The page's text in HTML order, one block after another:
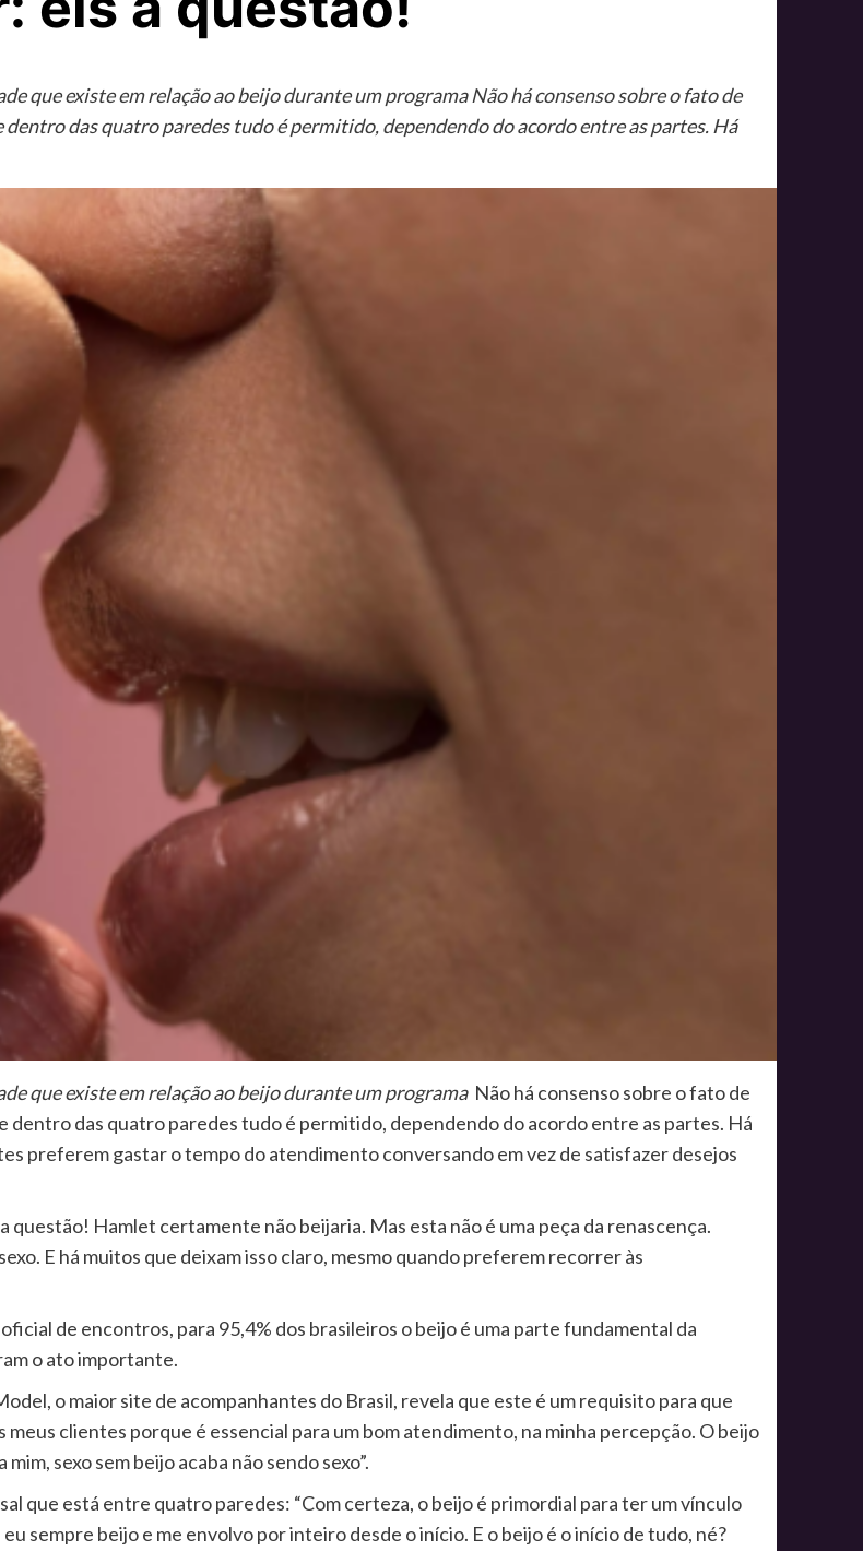
que existe em relação ao beijo durante um programa Não há consenso sobre o fato de
das quatro paredes tudo é permitido, dependendo do acordo entre as partes. Há
que existe em relação ao beijo durante um programa Não há consenso sobre o fato de
dentro das quatro paredes tudo é permitido, dependendo do acordo entre as partes. Há
preferem gastar o tempo do atendimento conversando em vez de satisfazer desejos
questão! Hamlet certamente não beijaria. Mas esta não é uma peça da renascença.
E há muitos que deixam isso claro, mesmo quando preferem recorrer às
de encontros, para 95,4% dos brasileiros o beijo é uma parte fundamental da
o ato importante.
o maior site de acompanhantes do Brasil, revela que este é um requisito para que
clientes porque é essencial para um bom atendimento, na minha percepção. O beijo
sexo sem beijo acaba não sendo sexo”.
que está entre quatro paredes: “Com certeza, o beijo é primordial para ter um vínculo
sempre beijo e me envolvo por inteiro desde o início. E o beijo é o início de tudo, né?